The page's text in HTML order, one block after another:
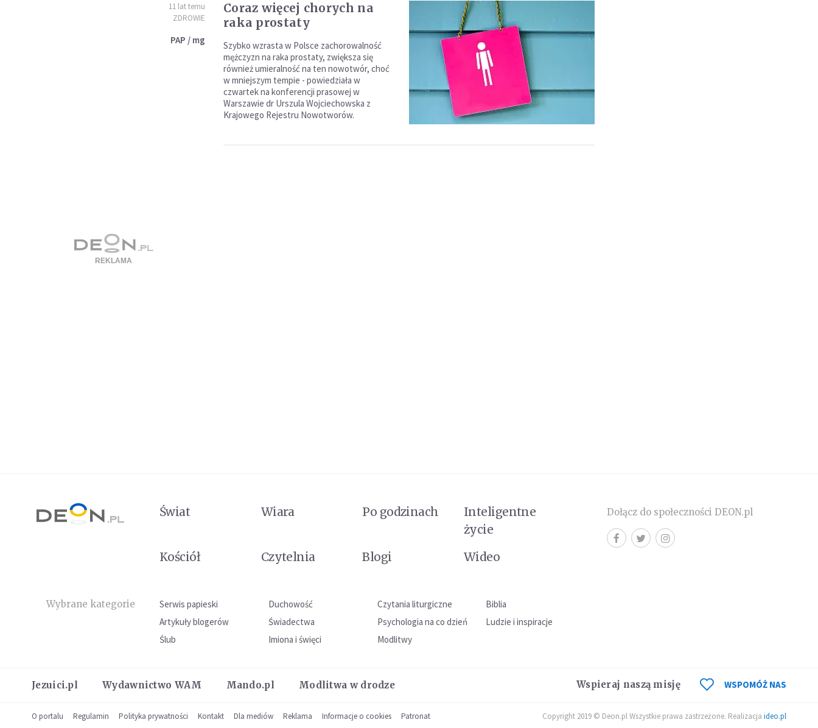
11 lat temu
ZDROWIE
PAP / mg
Coraz więcej chorych na
raka prostaty
Szybko wzrasta w Polsce zachorowalność
mężczyzn na raka prostaty, zwiększa się
również umieralność na ten nowotwór, choć
w mniejszym tempie - powiedziała w
czwartek na konferencji prasowej w
Warszawie dr Urszula Wojciechowska z
Krajowego Rejestru Nowotworów.
Świat Wiara Po godzinach
Inteligentne
życie
Kościół
Czytelnia Blogi Wideo
Wybrane kategorie Serwis papieski Duchowość Czytania liturgiczne
Biblia
Artykuły blogerów
Świadectwa Psychologia na co dzień
Ludzie i inspiracje
Ślub
Imiona i święci Modlitwy
Dołącz do społeczności DEON.pl
Jezuici.pl Wydawnictwo WAM Mando.pl Modlitwa w drodze Wspieraj naszą misję WSPOMÓŻ NAS
O portalu Regulamin Polityka prywatności Kontakt Dla mediów Reklama Informacje o cookies Patronat Copyright 2019 © Deon.pl Wszystkie prawa zastrzeżone. Realizacja ideo.pl